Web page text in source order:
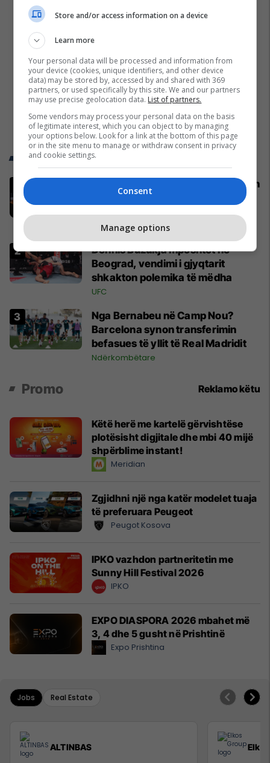
Trend Telegrafi
‘Luftëtari’ shqiptar bën shqiponjën
në mes të Beogradit - serbët e
cilësojnë provokim, ai e cilëson
simbol të identitetit
UFC
Dennis Buzukja mposhtet në
Beograd, vendimi i gjyqtarit
shkakton polemika të mëdha
UFC
Nga Bernabeu në Camp Nou?
Barcelona synon transferimin
befasues të yllit të Real Madridit
Ndërkombëtare
Promo Reklamo këtu
Këtë herë me kartelë gërvishtëse
plotësisht digjitale dhe mbi 40 mijë
shpërblime instant!
Meridian
Zgjidhni një nga katër modelet tuaja
të preferuara Peugeot
Peugot Kosova
IPKO vazhdon partneritetin me
Sunny Hill Festival 2026
IPKO
EXPO DIASPORA 2026 mbahet më
3, 4 dhe 5 gusht në Prishtinë
Expo Prishtina
Jobs Real Estate
ALTINBAS
Store and/or access information on a device
Learn more
Your personal data will be processed and information from
your device (cookies, unique identifiers, and other device
data) may be stored by, accessed by and shared with 369
partners, or used specifically by this site. We and our partners
may use precise geolocation data. List of partners.
Some vendors may process your personal data on the basis
of legitimate interest, which you can object to by managing
your options below. Look for a link at the bottom of this page
or in the site menu to manage or withdraw consent in privacy
and cookie settings.
Consent
Manage options